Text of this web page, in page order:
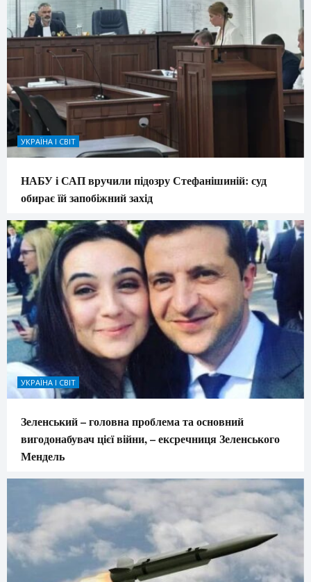
УКРАЇНА І СВІТ
НАБУ і САП вручили підозру Стефанішиній: суд
обирає їй запобіжний захід
УКРАЇНА І СВІТ
Зеленський – головна проблема та основний
вигодонабувач цієї війни, – ексречниця Зеленського
Мендель